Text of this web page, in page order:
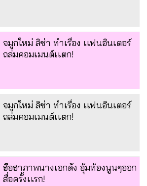
จมูกใหม่ ลิซ่า ทำเรื่อง เเฟนอินเตอร์
ถล่มคอมเมนต์เเตก!
จมูกใหม่ ลิซ่า ทำเรื่อง เเฟนอินเตอร์
ถล่มคอมเมนต์เเตก!
ฮือฮาภาพนางเอกดัง อุ้มท้องนูนๆออก
สื่อครั้งเเรก!